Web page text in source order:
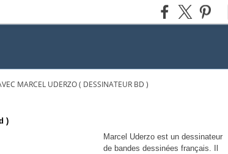
MARCEL UDERZO ( DESSINATEUR BD )
)
Marcel Uderzo est un dessinateur
de bandes dessinées français. Il